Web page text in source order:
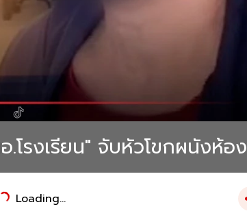
โรงเรียน" จับหัวโขกผนังห้อง
Loading...